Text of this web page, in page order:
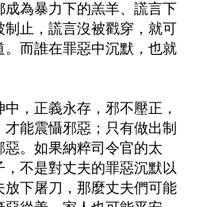
為暴力下的羔羊、謊言下
制止，謊言沒被戳穿，就可
。而誰在罪惡中沉默，也就
，正義永存，邪不壓正，
能震懾邪惡；只有做出制
。如果納粹司令官的太
不是對丈夫的罪惡沉默以
下屠刀，那麼丈夫們可能